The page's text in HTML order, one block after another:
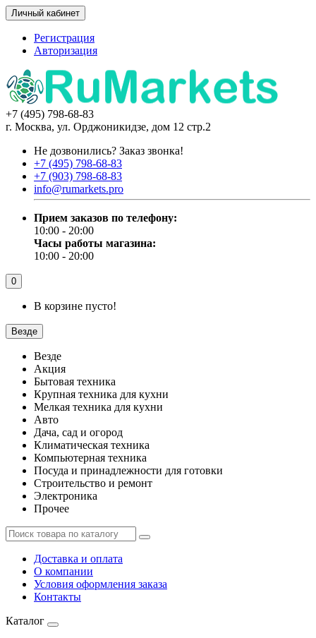
Личный кабинет
Регистрация
Авторизация
+7 (495) 798-68-83
г. Москва, ул. Орджоникидзе, дом 12 стр.2
Не дозвонились? Заказ звонка!
+7 (495) 798-68-83
+7 (903) 798-68-83
info@rumarkets.pro
Прием заказов по телефону:
10:00 - 20:00
Часы работы магазина:
10:00 - 20:00
0
В корзине пусто!
Везде
Везде
Акция
Бытовая техника
Крупная техника для кухни
Мелкая техника для кухни
Авто
Дача, сад и огород
Климатическая техника
Компьютерная техника
Посуда и принадлежности для готовки
Строительство и ремонт
Электроника
Прочее
Доставка и оплата
О компании
Условия оформления заказа
Контакты
Каталог